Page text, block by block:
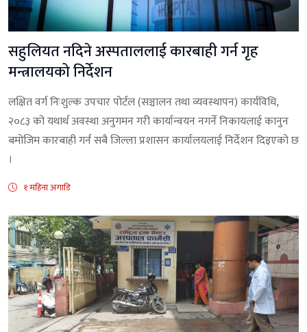
सहुलियत नदिने अस्पताललाई कारबाही गर्न गृह
मन्त्रालयको निर्देशन
लक्षित वर्ग निःशुल्क उपचार पोर्टल (सञ्चालन तथा व्यवस्थापन) कार्यविधि,
२०८३ को यथार्थ अवस्था अनुगमन गरी कार्यान्वयन नगर्ने निकायलाई कानुन
बमोजिम कारबाही गर्न सबै जिल्ला प्रशासन कार्यालयलाई निर्देशन दिइएको छ
।
१ महिना अगाडि